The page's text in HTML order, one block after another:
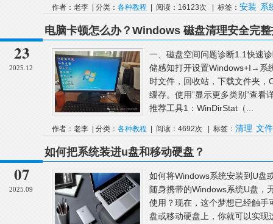
作者：老李 | 分类： 各种教程 | 阅读：16123次 | 标签： 安装 系
23
2025.12
电脑卡顿怎么办？Windows 磁盘清理安全完
一、磁盘空间问题诊断1.1快速
储感知打开设置Windows+I→系
时文件，回收站，下载文件夹
缓存。使用”显示更多类别”查看
推荐工具1：WinDirStat（...
作者：老李 | 分类： 各种教程 | 阅读：4692次 | 标签： 清理 文件
07
2025.09
如何把系统装进u盘和移动硬盘？
如何将Windows系统安装到U盘
随身携带的Windows系统U盘，
使用？现在，这个梦想已经触
盘或移动硬盘上，你就可以实